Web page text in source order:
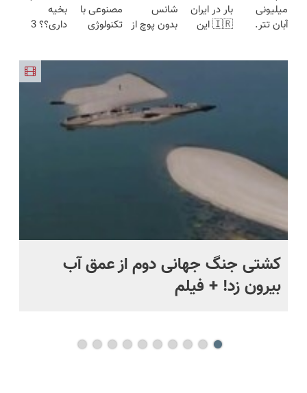
در ۱۴۰۴
درمانش کن
23 روزه
ساخت!
چین‌وچروک؛
مشاوره
میلیونی
آبان تتر.
بار در ایران
🇮🇷 این
شانس
بدون پوچ از
مصنوعی با
تکنولوژی
بخیه
داری؟؟ 3
کشتی‌ جنگ جهانی دوم از عمق آب
بیرون زد! + فیلم